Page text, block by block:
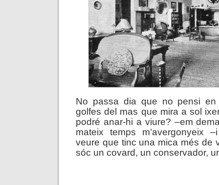
No passa dia que no pensi en
golfes del mas que mira a sol
podré anar-hi a viure? –em
mateix temps m’avergonyeix
veure que tinc una mica més de
sóc un covard, un conservador,